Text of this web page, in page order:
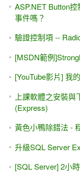
ASP.NET Button
事件嗎？
驗證控制項 --
[MSDN範例
[YouTube影片] 我
上課軟體之安裝
(Express)
黃色小鴨除錯法 -
升級SQL Server
[SQL Server] 2小